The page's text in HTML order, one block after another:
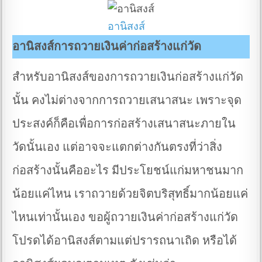
อานิสงส์
อานิสงส์การถวายเงินค่าก่อสร้างแก่วัด
สำหรับอานิสงส์ของการถวายเงินก่อสร้างแก่วัด
นั้น คงไม่ต่างจากการถวายเสนาสนะ เพราะจุด
ประสงค์ก็คือเพื่อการก่อสร้างเสนาสนะภายใน
วัดนั้นเอง แต่อาจจะแตกต่างกันตรงที่ว่าสิ่ง
ก่อสร้างนั้นคืออะไร มีประโยชน์แก่มหาชนมาก
น้อยแค่ไหน เราถวายด้วยจิตบริสุทธิ์มากน้อยแค่
ไหนเท่านั้นเอง ขอผู้ถวายเงินค่าก่อสร้างแก่วัด
โปรดได้อานิสงส์ตามแต่ปรารถนาเถิด หรือได้